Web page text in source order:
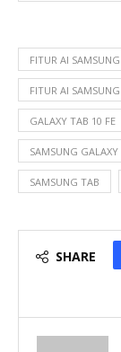
FITUR AI SAMSUNG
FITUR AI
GALAXY TAB 10 FE
SAMSUNG GALAXY
SAMSUNG TAB
SHARE